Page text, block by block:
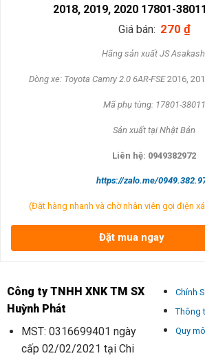
2018, 2019, 2020 17801-
Giá bán: 270 ₫
Hãng sản xuất JS
Dòng xe: Toyota Camry 2.0 6AR-FSE2016,
Mã phụ tùng: 17801-38011
Sản xuất tại Nhật Bản
Liên hệ: 0949382972
https://zalo.me/
(Đặt hàng nhanh và chờ nhân viên gọi điện
Đặt mua ngay
Công ty TNHH XNK TM SX
Huỳnh Phát
MST: 0316699401 ngày
cấp 02/02/2021 tại Chi
Chính
Thông
Quy